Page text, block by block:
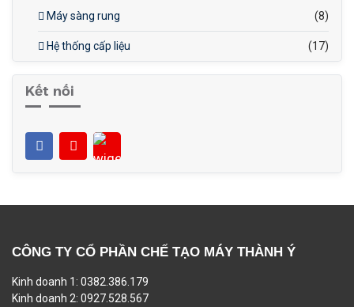
Máy sàng rung
(8)
Hệ thống cấp liệu (17)
Kết nối
CÔNG TY CỔ PHẦN CHẾ TẠO MÁY THÀNH Ý
Kinh doanh 1: 0382.386.179
Kinh doanh 2: 0927.528.567